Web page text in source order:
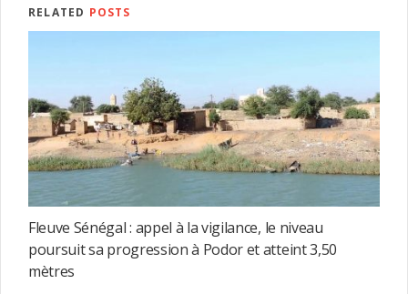
RELATED POSTS
Fleuve Sénégal : appel à la vigilance, le niveau
poursuit sa progression à Podor et atteint 3,50
mètres